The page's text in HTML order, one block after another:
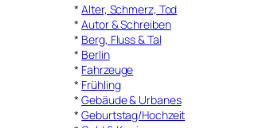
*Alter, Schmerz, Tod
*Autor & Schreiben
* Berg, Fluss & Tal
* Berlin
* Fahrzeuge
* Frühling
*Gebäude & Urbanes
*Geburtstag/Hochzeit